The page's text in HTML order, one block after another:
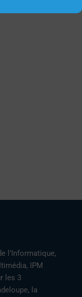
l’Informatique,
IPM
les 3
la